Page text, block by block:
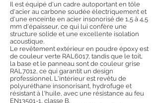
Il est équipé d'un cadre autoportant en tôle
d'acier au carbone soudée électriquement et
d'une enceinte en acier insonorisé de 1,5 à 4,5
mm d'épaisseur, ce qui lui confère une
structure solide et une excellente isolation
acoustique.
Le revêtement extérieur en poudre époxy est
de couleur verte RAL6017, tandis que le toit,
la base et le panneau sont de couleur grise
RAL7012, ce qui garantit un design
professionnel. L'intérieur est revêtu de
polyuréthane insonorisant, hydrofuge et
résistant à l'huile, avec une résistance au feu
EN13501-1, classe B.